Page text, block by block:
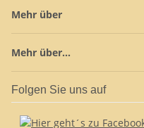
Mehr über
Mehr über...
Folgen Sie uns auf